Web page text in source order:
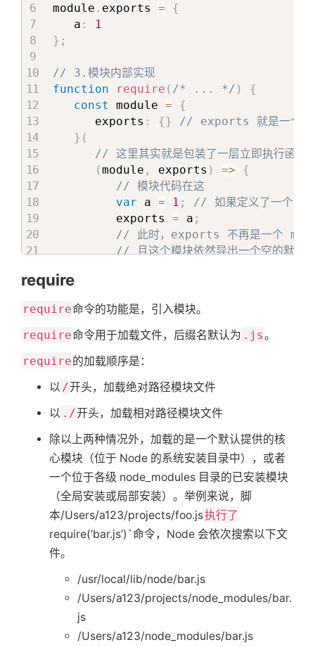
module . exports =
{
   a
:
1
} ;
// 3.模块内部实现
function
require ( /* ... */ )
{
const
module =
{
      exports
: {}
// exports 就是一个空
} (
// 这里其实就是包装了一层立即执行函数
(module , exports ) =>
{
// 模块代码在这
var a = 1 ;
// 如果定义了一个
         exports
= a ;
// 此时，exports 不再是一个
// 且这个模块依然导出一个空的默认
)(module, module.exports
return module exports;
require
require命令的功能是，引入模块。
require命令用于加载文件，后缀名默认为 .js。
require的加载顺序是：
以 /开头，加载绝对路径模块文件
以 ./开头，加载相对路径模块文件
除以上两种情况外，加载的是一个默认提供的核
心模块（位于 Node 的系统安装目录中），或者
一个位于各级 node_modules 目录的已安装模块
（全局安装或局部安装）。举例来说，脚
本/Users/a123/projects/foo.js执行了
require(‘bar.js’)`命令，Node 会依次搜索以下文
件。
/usr/local/lib/node/bar.js
/Users/a123/projects/node_modules/bar.
js
/Users/a123/node_modules/bar.js